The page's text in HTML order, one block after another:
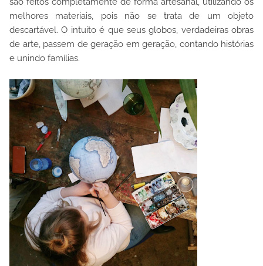
melhores materiais, pois não se trata de um objeto
descartável. O intuito é que seus globos, verdadeiras obras
de arte, passem de geração em geração, contando histórias
e unindo famílias.